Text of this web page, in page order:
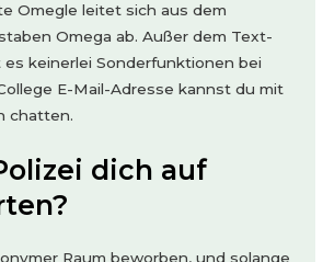
Omegle leitet sich aus dem
Omega ab. Außer dem Text-
keinerlei Sonderfunktionen bei
E-Mail-Adresse kannst du mit
chatten.
dich auf
Raum beworben, und solange